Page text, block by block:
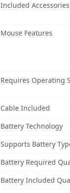
Included Accessories
Mouse Features
Requires Operating
Cable Included
Battery Technology
Supports Battery
Battery Required
Battery Included